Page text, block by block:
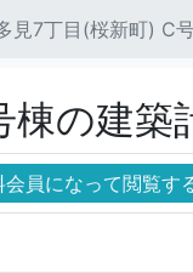
見7丁目(桜新町) C
の建築
会員になって閲覧す